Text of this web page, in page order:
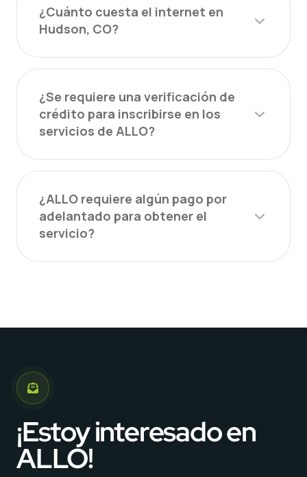
¿Cuánto cuesta el internet en
Hudson, CO?
¿Se requiere una verificación de
crédito para inscribirse en los
servicios de ALLO?
¿ALLO requiere algún pago por
adelantado para obtener el
servicio?
¡Estoy interesado en
ALLO!